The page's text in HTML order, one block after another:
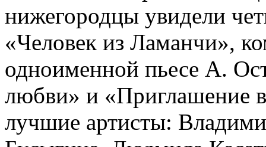
нижегородцы увидели
«Человек из Ламанчи»,
одноименной пьесе А.
любви» и «Приглашение
лучшие артисты: